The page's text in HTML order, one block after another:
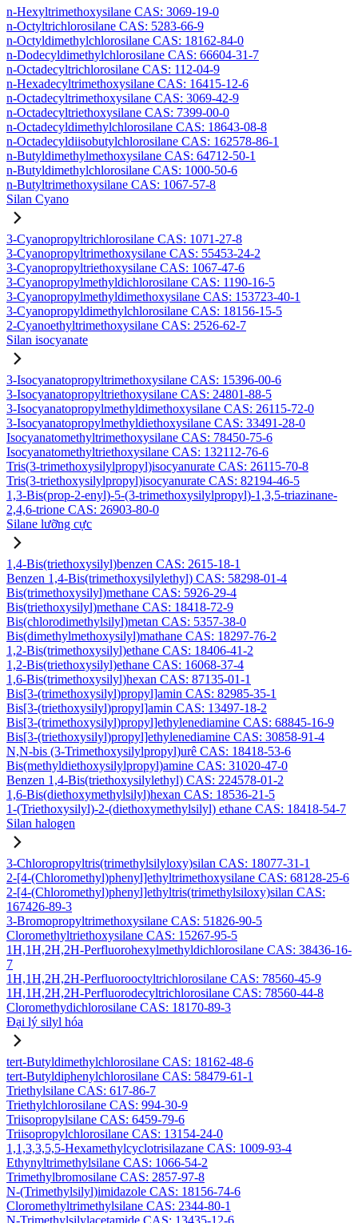
n-Hexyltrimethoxysilane CAS: 3069-19-0
n-Octyltrichlorosilane CAS: 5283-66-9
n-Octyldimethylchlorosilane CAS: 18162-84-0
n-Dodecyldimethylchlorosilane CAS: 66604-31-7
n-Octadecyltrichlorosilane CAS: 112-04-9
n-Hexadecyltrimethoxysilane CAS: 16415-12-6
n-Octadecyltrimethoxysilane CAS: 3069-42-9
n-Octadecyltriethoxysilane CAS: 7399-00-0
n-Octadecyldimethylchlorosilane CAS: 18643-08-8
n-Octadecyldiisobutylchlorosilane CAS: 162578-86-1
n-Butyldimethylmethoxysilane CAS: 64712-50-1
n-Butyldimethylchlorosilane CAS: 1000-50-6
n-Butyltrimethoxysilane CAS: 1067-57-8
Silan Cyano
3-Cyanopropyltrichlorosilane CAS: 1071-27-8
3-Cyanopropyltrimethoxysilane CAS: 55453-24-2
3-Cyanopropyltriethoxysilane CAS: 1067-47-6
3-Cyanopropylmethyldichlorosilane CAS: 1190-16-5
3-Cyanopropylmethyldimethoxysilane CAS: 153723-40-1
3-Cyanopropyldimethylchlorosilane CAS: 18156-15-5
2-Cyanoethyltrimethoxysilane CAS: 2526-62-7
Silan isocyanate
3-Isocyanatopropyltrimethoxysilane CAS: 15396-00-6
3-Isocyanatopropyltriethoxysilane CAS: 24801-88-5
3-Isocyanatopropylmethyldimethoxysilane CAS: 26115-72-0
3-Isocyanatopropylmethyldiethoxysilane CAS: 33491-28-0
Isocyanatomethyltrimethoxysilane CAS: 78450-75-6
Isocyanatomethyltriethoxysilane CAS: 132112-76-6
Tris(3-trimethoxysilylpropyl)isocyanurate CAS: 26115-70-8
Tris(3-triethoxysilylpropyl)isocyanurate CAS: 82194-46-5
1,3-Bis(prop-2-enyl)-5-(3-trimethoxysilylpropyl)-1,3,5-triazinane-
2,4,6-trione CAS: 26903-80-0
Silane lưỡng cực
1,4-Bis(triethoxysilyl)benzen CAS: 2615-18-1
Benzen 1,4-Bis(trimethoxysilylethyl) CAS: 58298-01-4
Bis(trimethoxysilyl)methane CAS: 5926-29-4
Bis(triethoxysilyl)methane CAS: 18418-72-9
Bis(chlorodimethylsilyl)metan CAS: 5357-38-0
Bis(dimethylmethoxysilyl)mathane CAS: 18297-76-2
1,2-Bis(trimethoxysilyl)ethane CAS: 18406-41-2
1,2-Bis(triethoxysilyl)ethane CAS: 16068-37-4
1,6-Bis(trimethoxysilyl)hexan CAS: 87135-01-1
Bis[3-(trimethoxysilyl)propyl]amin CAS: 82985-35-1
Bis[3-(triethoxysilyl)propyl]amin CAS: 13497-18-2
Bis[3-(trimethoxysilyl)propyl]ethylenediamine CAS: 68845-16-9
Bis[3-(triethoxysilyl)propyl]ethylenediamine CAS: 30858-91-4
N,N-bis (3-Trimethoxysilylpropyl)urê CAS: 18418-53-6
Bis(methyldiethoxysilylpropyl)amine CAS: 31020-47-0
Benzen 1,4-Bis(triethoxysilylethyl) CAS: 224578-01-2
1,6-Bis(diethoxymethylsilyl)hexan CAS: 18536-21-5
1-(Triethoxysilyl)-2-(diethoxymethylsilyl) ethane CAS: 18418-54-7
Silan halogen
3-Chloropropyltris(trimethylsilyloxy)silan CAS: 18077-31-1
2-[4-(Chloromethyl)phenyl]ethyltrimethoxysilane CAS: 68128-25-6
2-[4-(Chloromethyl)phenyl]ethyltris(trimethylsiloxy)silan CAS:
167426-89-3
3-Bromopropyltrimethoxysilane CAS: 51826-90-5
Cloromethyltriethoxysilane CAS: 15267-95-5
1H,1H,2H,2H-Perfluorohexylmethyldichlorosilane CAS: 38436-16-
7
1H,1H,2H,2H-Perfluorooctyltrichlorosilane CAS: 78560-45-9
1H,1H,2H,2H-Perfluorodecyltrichlorosilane CAS: 78560-44-8
Cloromethydichlorosilane CAS: 18170-89-3
Đại lý silyl hóa
tert-Butyldimethylchlorosilane CAS: 18162-48-6
tert-Butyldiphenylchlorosilane CAS: 58479-61-1
Triethylsilane CAS: 617-86-7
Triethylchlorosilane CAS: 994-30-9
Triisopropylsilane CAS: 6459-79-6
Triisopropylchlorosilane CAS: 13154-24-0
1,1,3,3,5,5-Hexamethylcyclotrisilazane CAS: 1009-93-4
Ethynyltrimethylsilane CAS: 1066-54-2
Trimethylbromosilane CAS: 2857-97-8
N-(Trimethylsilyl)imidazole CAS: 18156-74-6
Cloromethyltrimethylsilane CAS: 2344-80-1
N-Trimethylsilylacetamide CAS: 13435-12-6